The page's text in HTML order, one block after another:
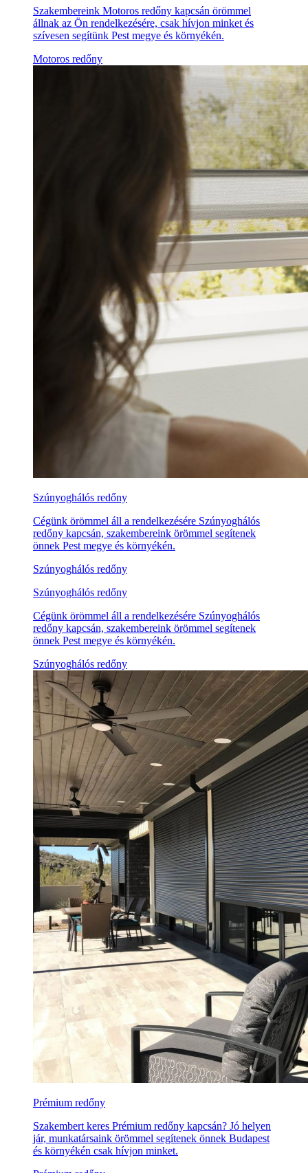
Szakembereink Motoros redőny kapcsán örömmel
állnak az Ön rendelkezésére, csak hívjon minket és
szívesen segítünk Pest megye és környékén.
Motoros redőny
Szúnyoghálós redőny
Cégünk örömmel áll a rendelkezésére Szúnyoghálós
redőny kapcsán, szakembereink örömmel segítenek
önnek Pest megye és környékén.
Szúnyoghálós redőny
Szúnyoghálós redőny
Cégünk örömmel áll a rendelkezésére Szúnyoghálós
redőny kapcsán, szakembereink örömmel segítenek
önnek Pest megye és környékén.
Szúnyoghálós redőny
Prémium redőny
Szakembert keres Prémium redőny kapcsán? Jó helyen
jár, munkatársaink örömmel segítenek önnek Budapest
és környékén csak hívjon minket.